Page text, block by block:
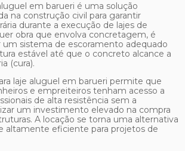
em barueri é uma solução
na construção civil para garantir
durante a execução de lajes de
obra que envolva concretagem, é
sistema de escoramento adequado
estável até que o concreto alcance a
(cura).
laje aluguel em barueri permite que
e empreiteiros tenham acesso a
de alta resistência sem a
um investimento elevado na compra
A locação se torna uma alternativa
altamente eficiente para projetos de